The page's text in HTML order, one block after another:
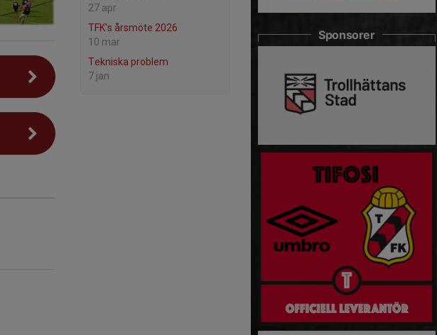
27 apr
TFK's årsmöte 2026
10 mar
Tekniska problem
7 jan
Sponsorer